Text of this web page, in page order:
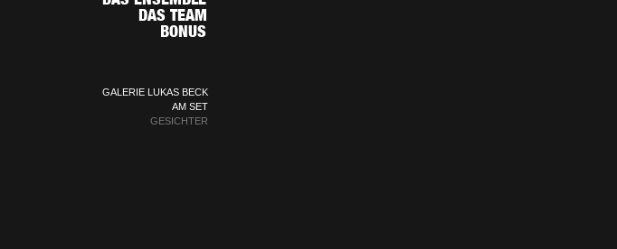
GALERIE LUKAS BECK
AM SET
GESICHTER